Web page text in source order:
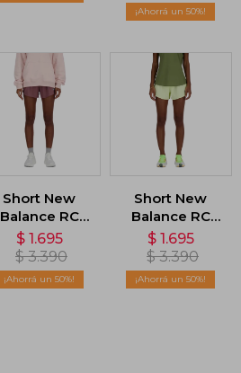
50
Short New
Balance RC
Seamless -
Rosado
$ 1.695
$ 3.390
50
Short New
Balance RC
Seamless -
Verde
$ 1.695
$ 3.390
50